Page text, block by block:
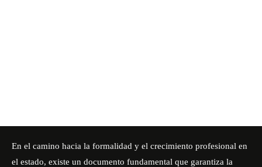
En el camino hacia la formalidad y el crecimiento profesional en
el estado, existe un documento fundamental que garantiza la